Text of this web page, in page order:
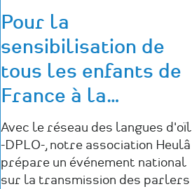
Pour la
sensibilisation de
tous les enfants de
France à la…
Avec le réseau des langues d'oïl
-DPLO-, notre association Heulâ
prépare un événement national
sur la transmission des parlers